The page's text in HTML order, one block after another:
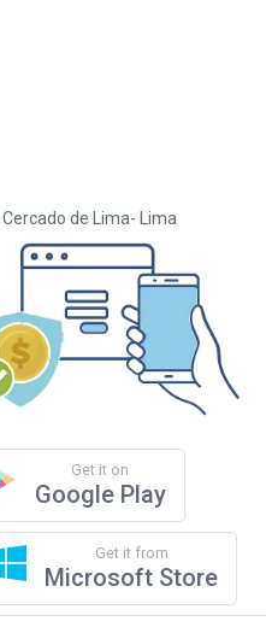
de Lima- Lima
Get it on
Google Play
Get it from
Microsoft Store